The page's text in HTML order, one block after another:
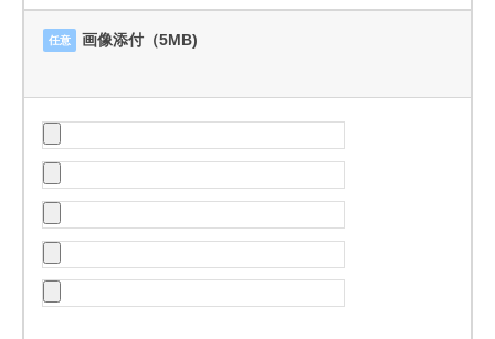
任意 画像添付（5MB)